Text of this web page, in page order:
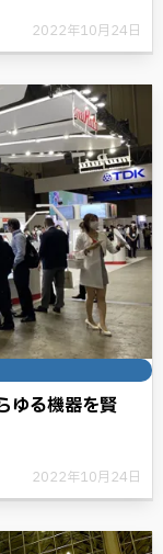
2022年10月24日
ゆる機器を賢
2022年10月24日